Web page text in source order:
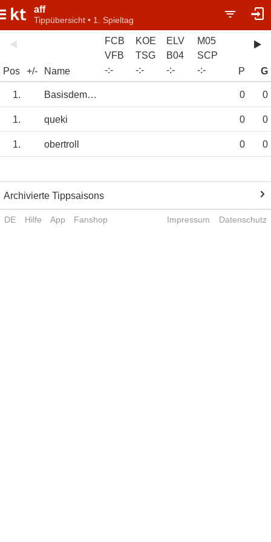
aff
Tippübersicht • 1. Spieltag
Pos +/- Name
FCB
VFB
-:-
KOE
TSG
-:-
ELV
B04
-:-
M05
SCP
-:- P G
1. Basisdemokrat 0 0
1. queki 0 0
1. obertroll 0 0
Archivierte Tippsaisons
DE Hilfe App Fanshop Impressum Datenschutz